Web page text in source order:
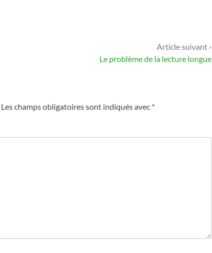
Article suivant ›
Le problème de la lecture longue
Les champs obligatoires sont indiqués avec *